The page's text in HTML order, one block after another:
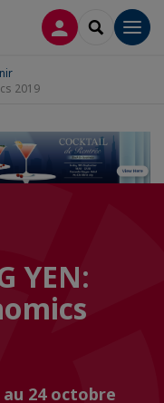
CONNEXION
2019
YEN:
au 24 octobre